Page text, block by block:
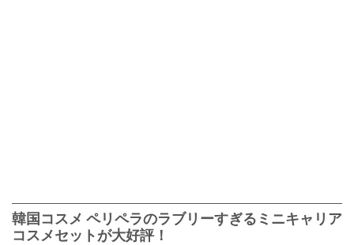
韓国コスメ ペリペラのラブリーすぎるミニキャリア
コスメセットが大好評！